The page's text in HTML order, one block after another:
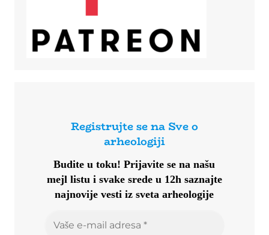
Registrujte se na Sve o
arheologiji
Budite u toku!Prijavite se na našu
mejl listu i svake srede u 12h saznajte
najnovije vesti iz sveta arheologije